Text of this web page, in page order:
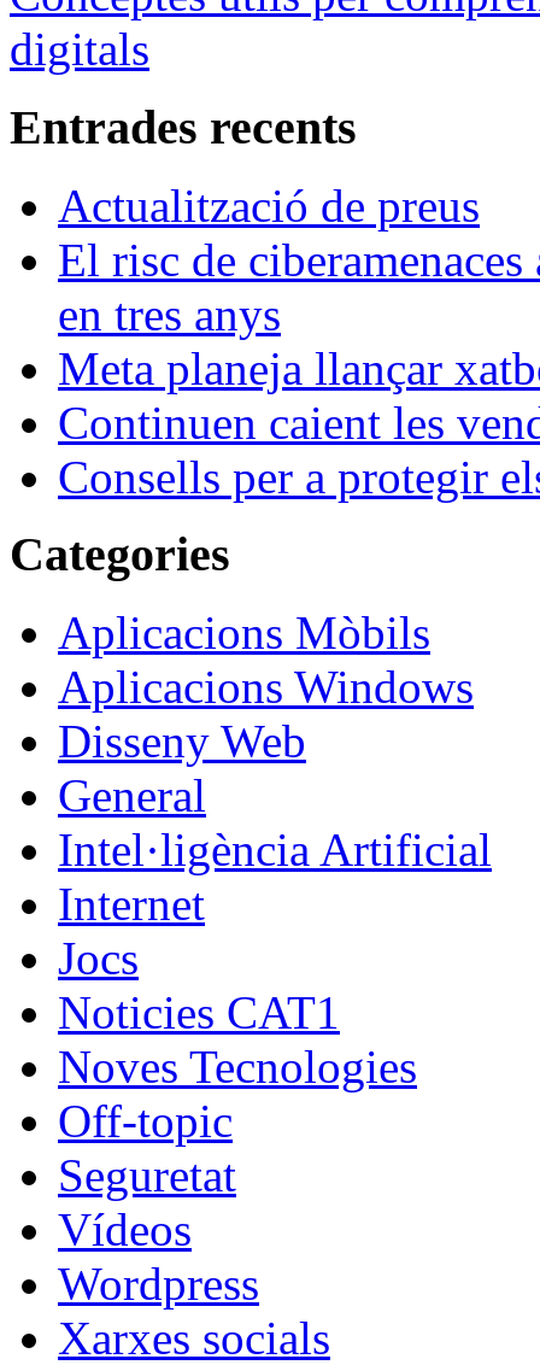
digitals
Entrades recents
Actualització de preus
El risc de
en tres anys
Meta planeja llançar
Continuen caient les
Consells per a protegir
Categories
Aplicacions Mòbils
Aplicacions Windows
Disseny Web
General
Intel·ligència Artificial
Internet
Jocs
Noticies CAT1
Noves Tecnologies
Off-topic
Seguretat
Vídeos
Wordpress
Xarxes socials